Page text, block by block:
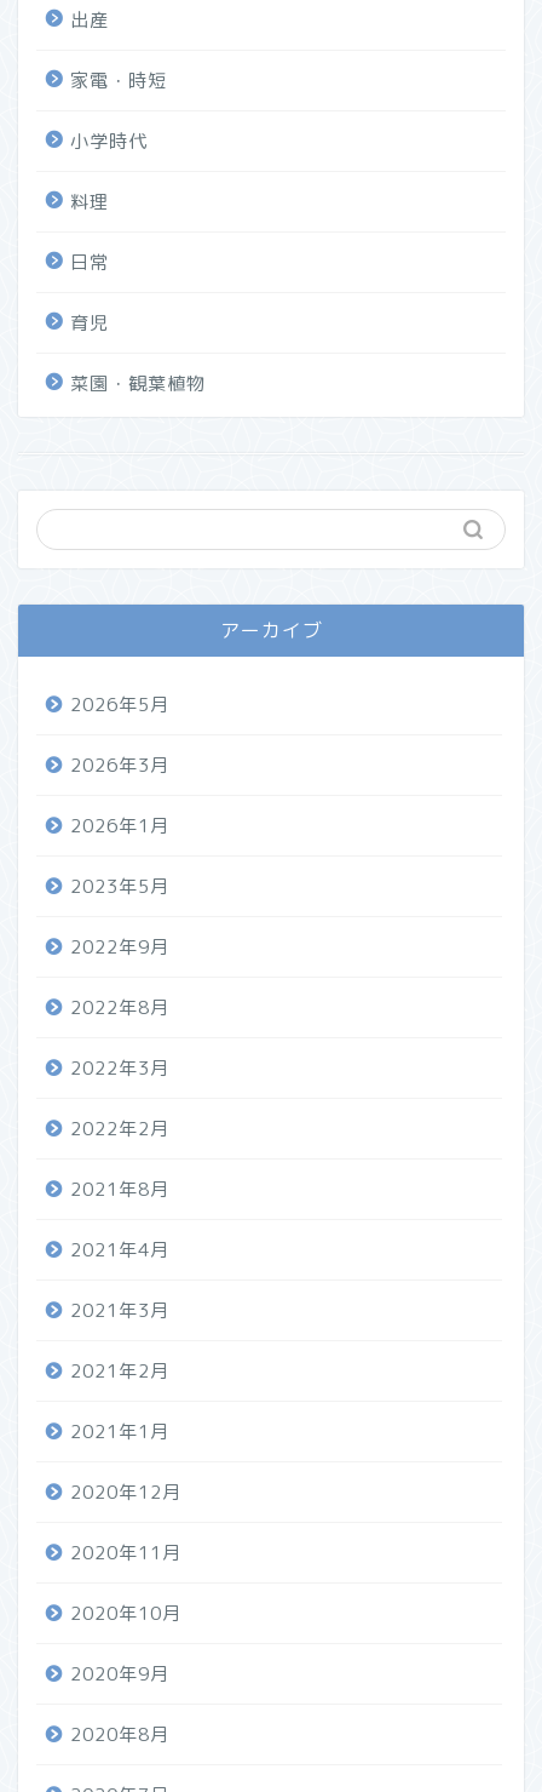
出産
家電・時短
小学時代
料理
日常
育児
菜園・観葉植物
アーカイブ
2026年5月
2026年3月
2026年1月
2023年5月
2022年9月
2022年8月
2022年3月
2022年2月
2021年8月
2021年4月
2021年3月
2021年2月
2021年1月
2020年12月
2020年11月
2020年10月
2020年9月
2020年8月